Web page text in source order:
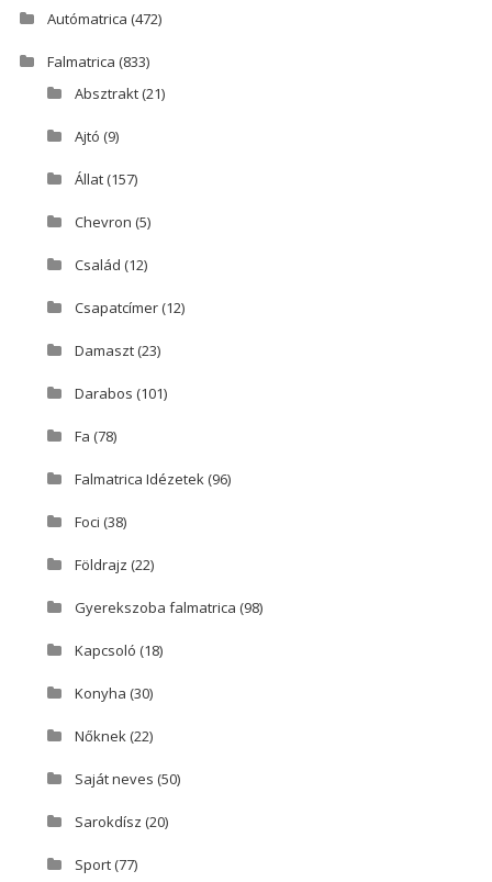
Autómatrica (472)
Falmatrica (833)
Absztrakt(21)
Ajtó (9)
Állat(157)
Chevron (5)
Család (12)
Csapatcímer(12)
Damaszt(23)
Darabos (101)
Fa (78)
Falmatrica Idézetek(96)
Foci (38)
Földrajz (22)
Gyerekszoba falmatrica (98)
Kapcsoló (18)
Konyha (30)
Nőknek(22)
Saját neves (50)
Sarokdísz (20)
Sport(77)